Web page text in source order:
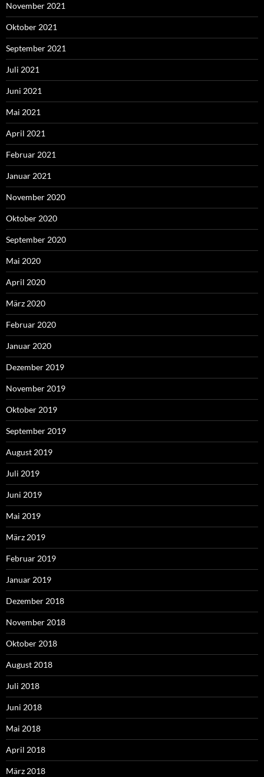
November 2021
Oktober 2021
September 2021
Juli 2021
Juni 2021
Mai 2021
April 2021
Februar 2021
Januar 2021
November 2020
Oktober 2020
September 2020
Mai 2020
April 2020
März 2020
Februar 2020
Januar 2020
Dezember 2019
November 2019
Oktober 2019
September 2019
August 2019
Juli 2019
Juni 2019
Mai 2019
März 2019
Februar 2019
Januar 2019
Dezember 2018
November 2018
Oktober 2018
August 2018
Juli 2018
Juni 2018
Mai 2018
April 2018
März 2018